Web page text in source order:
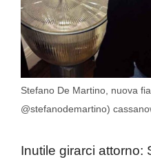
Stefano De Martino, nuova
@stefanodemartino)
Inutile girarci attorno: